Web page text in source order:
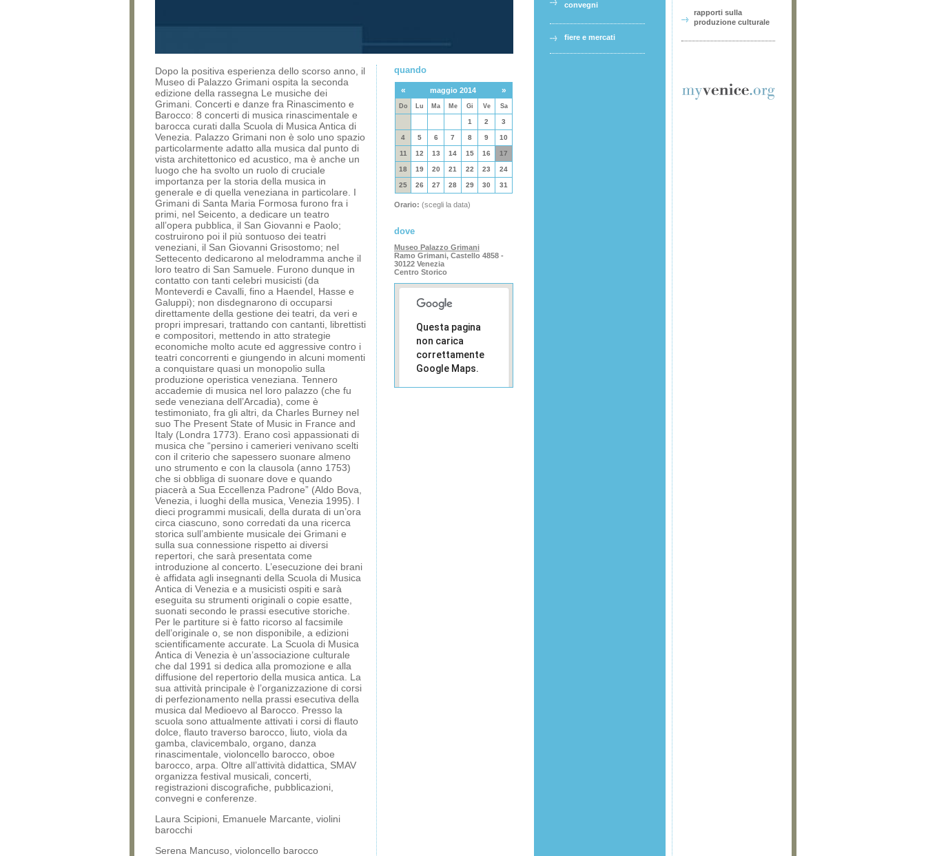
Dopo la positiva esperienza dello scorso anno, il
Museo di Palazzo Grimani ospita la seconda
edizione della rassegna Le musiche dei
Grimani. Concerti e danze fra Rinascimento e
Barocco: 8 concerti di musica rinascimentale e
barocca curati dalla Scuola di Musica Antica di
Venezia. Palazzo Grimani non è solo uno spazio
particolarmente adatto alla musica dal punto di
vista architettonico ed acustico, ma è anche un
luogo che ha svolto un ruolo di cruciale
importanza per la storia della musica in
generale e di quella veneziana in particolare. I
Grimani di Santa Maria Formosa furono fra i
primi, nel Seicento, a dedicare un teatro
all’opera pubblica, il San Giovanni e Paolo;
costruirono poi il più sontuoso dei teatri
veneziani, il San Giovanni Grisostomo; nel
Settecento dedicarono al melodramma anche il
loro teatro di San Samuele. Furono dunque in
contatto con tanti celebri musicisti (da
Monteverdi e Cavalli, fino a Haendel, Hasse e
Galuppi); non disdegnarono di occuparsi
direttamente della gestione dei teatri, da veri e
propri impresari, trattando con cantanti, librettisti
e compositori, mettendo in atto strategie
economiche molto acute ed aggressive contro i
teatri concorrenti e giungendo in alcuni momenti
a conquistare quasi un monopolio sulla
produzione operistica veneziana. Tennero
accademie di musica nel loro palazzo (che fu
sede veneziana dell’Arcadia), come è
testimoniato, fra gli altri, da Charles Burney nel
suo The Present State of Music in France and
Italy (Londra 1773). Erano così appassionati di
musica che “persino i camerieri venivano scelti
con il criterio che sapessero suonare almeno
uno strumento e con la clausola (anno 1753)
che si obbliga di suonare dove e quando
piacerà a Sua Eccellenza Padrone” (Aldo Bova,
Venezia, i luoghi della musica, Venezia 1995). I
dieci programmi musicali, della durata di un’ora
circa ciascuno, sono corredati da una ricerca
storica sull’ambiente musicale dei Grimani e
sulla sua connessione rispetto ai diversi
repertori, che sarà presentata come
introduzione al concerto. L’esecuzione dei brani
è affidata agli insegnanti della Scuola di Musica
Antica di Venezia e a musicisti ospiti e sarà
eseguita su strumenti originali o copie esatte,
suonati secondo le prassi esecutive storiche.
Per le partiture si è fatto ricorso al facsimile
dell’originale o, se non disponibile, a edizioni
scientificamente accurate. La Scuola di Musica
Antica di Venezia è un’associazione culturale
che dal 1991 si dedica alla promozione e alla
diffusione del repertorio della musica antica. La
sua attività principale è l’organizzazione di corsi
di perfezionamento nella prassi esecutiva della
musica dal Medioevo al Barocco. Presso la
scuola sono attualmente attivati i corsi di flauto
dolce, flauto traverso barocco, liuto, viola da
gamba, clavicembalo, organo, danza
rinascimentale, violoncello barocco, oboe
barocco, arpa. Oltre all’attività didattica, SMAV
organizza festival musicali, concerti,
registrazioni discografiche, pubblicazioni,
convegni e conferenze.
Laura Scipioni, Emanuele Marcante, violini
barocchi
Serena Mancuso, violoncello barocco
quando
« maggio 2014 »
Do Lu Ma Me Gi Ve Sa
1 2 3
4 5 6 7 8 9 10
11 12 13 14 15 16 17
18 19 20 21 22 23 24
25 26 27 28 29 30 31
Orario: (scegli la data)
dove
Museo Palazzo Grimani
Ramo Grimani, Castello 4858 -
30122 Venezia
Centro Storico
Questa pagina
non carica
correttamente
Google Maps.
convegni
fiere e mercati
rapporti sulla
produzione culturale